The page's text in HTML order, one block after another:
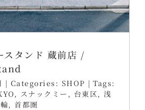
スタンド 蔵前店 /
| Categories: SHOP | Tags:
, スナックミー , 台東区 , 浅
, 首都圏